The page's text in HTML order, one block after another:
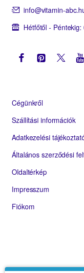
info@vitamin-
Hétfőtől -
Cégünkről
Szállítási információk
Adatkezelési
Általános szerződési
Oldaltérkép
Impresszum
Fiókom